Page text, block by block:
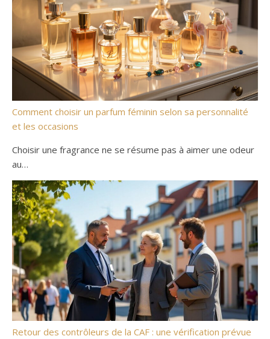
Comment choisir un parfum féminin selon sa personnalité
et les occasions
Choisir une fragrance ne se résume pas à aimer une odeur
au…
Retour des contrôleurs de la CAF : une vérification prévue